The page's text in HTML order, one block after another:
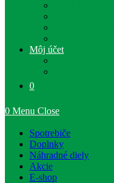
Môj účet
0
0 Menu Close
Spotrebiče
Doplnky
Náhradné diely
Akcie
E-shop